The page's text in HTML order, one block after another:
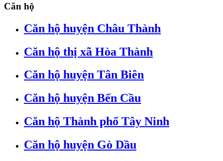
Căn hộ
Căn hộ huyện Châu Thành
Căn hộ thị xã Hòa Thành
Căn hộ huyện Tân Biên
Căn hộ huyện Bến Cầu
Căn hộ Thành phố Tây Ninh
Căn hộ huyện Gò Dầu